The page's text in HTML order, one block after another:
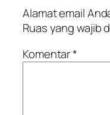
Alamat email
Ruas yang wajib
Komentar*